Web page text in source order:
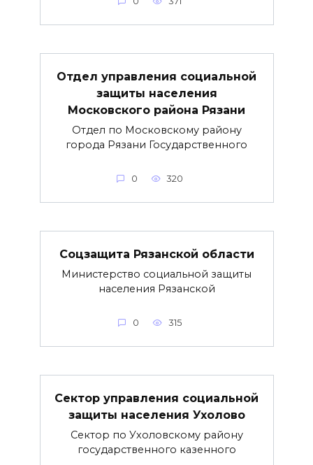
Отдел управления социальной
защиты населения
Московского района Рязани
Отдел по Московскому району
города Рязани Государственного
0 320
Соцзащита Рязанской области
Министерство социальной защиты
населения Рязанской
0 315
Сектор управления социальной
защиты населения Ухолово
Сектор по Ухоловскому району
государственного казенного